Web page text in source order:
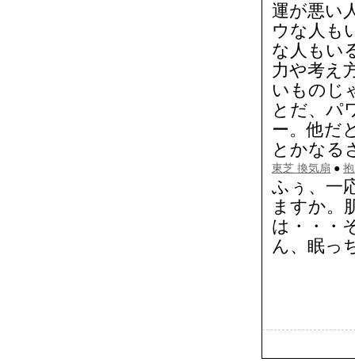
運が悪い
ウな人も
な人もい
力や考え
いものじ
とだ、パ
ー。他だ
とかなる
東芝 換気扇 ●
ふぅ、一
ますか。
は・・・
ん、眠っ